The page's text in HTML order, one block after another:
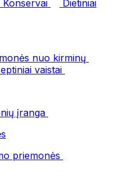
Konservai
Dietiniai
nuo kirminų
vaistai
įranga
priemonės